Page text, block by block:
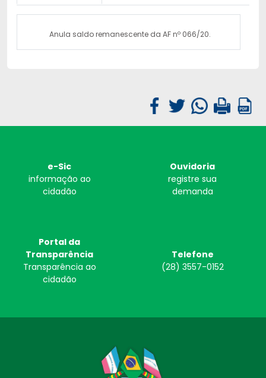
Anula saldo remanescente da AF nº 066/20.
e-Sic
informação ao
cidadão
Ouvidoria
registre sua
demanda
Portal da
Transparência
Transparência ao
cidadão
Telefone
(28) 3557-0152